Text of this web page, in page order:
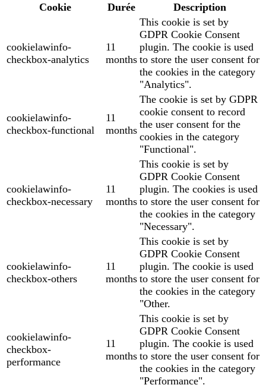
Cookie
Durée Description
cookielawinfo-
checkbox-analytics
11
months
This cookie is set by
GDPR Cookie Consent
plugin. The cookie is used
to store the user consent for
the cookies in the category
"Analytics".
cookielawinfo-
checkbox-functional
11
months
The cookie is set by GDPR
cookie consent to record
the user consent for the
cookies in the category
"Functional".
cookielawinfo-
checkbox-necessary
11
months
This cookie is set by
GDPR Cookie Consent
plugin. The cookies is used
to store the user consent for
the cookies in the category
"Necessary".
cookielawinfo-
checkbox-others
11
months
This cookie is set by
GDPR Cookie Consent
plugin. The cookie is used
to store the user consent for
the cookies in the category
"Other.
cookielawinfo-
checkbox-
performance
11
months
This cookie is set by
GDPR Cookie Consent
plugin. The cookie is used
to store the user consent for
the cookies in the category
"Performance".